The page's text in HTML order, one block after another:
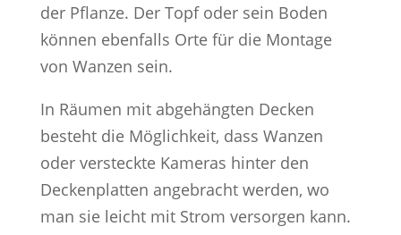
der Pflanze. Der Topf oder sein Boden
können ebenfalls Orte für die Montage
von Wanzen sein.
In Räumen mit abgehängten Decken
besteht die Möglichkeit, dass Wanzen
oder versteckte Kameras hinter den
Deckenplatten angebracht werden, wo
man sie leicht mit Strom versorgen kann.